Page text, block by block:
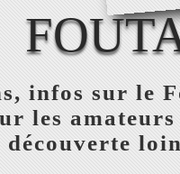
infos sur le
les
découverte